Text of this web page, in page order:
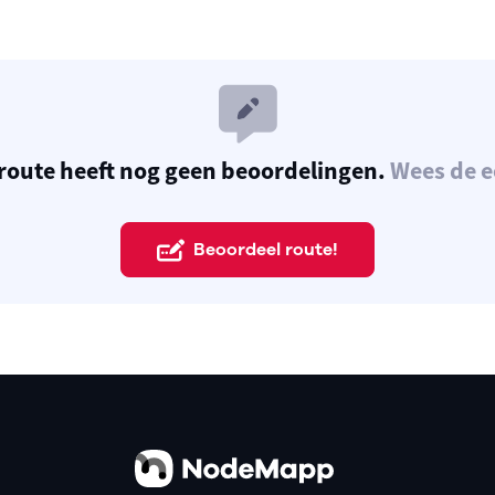
heeft nog geen beoordelingen.Wees de
Beoordeel route!